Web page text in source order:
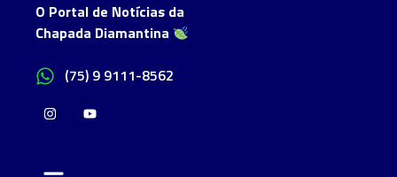
O Portal de Notícias da
Chapada Diamantina
(75) 9 9111-8562